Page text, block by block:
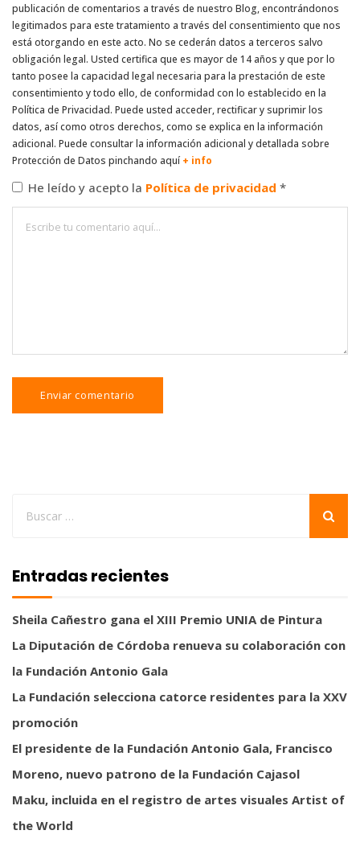
publicación de comentarios a través de nuestro Blog, encontrándonos
legitimados para este tratamiento a través del consentimiento que nos
está otorgando en este acto. No se cederán datos a terceros salvo
obligación legal. Usted certifica que es mayor de 14 años y que por lo
tanto posee la capacidad legal necesaria para la prestación de este
consentimiento y todo ello, de conformidad con lo establecido en la
Política de Privacidad. Puede usted acceder, rectificar y suprimir los
datos, así como otros derechos, como se explica en la información
adicional. Puede consultar la información adicional y detallada sobre
Protección de Datos pinchando aquí + info
He leído y acepto la Política de privacidad *
Entradas recientes
Sheila Cañestro gana el XIII Premio UNIA de Pintura
La Diputación de Córdoba renueva su colaboración con
la Fundación Antonio Gala
La Fundación selecciona catorce residentes para la XXV
promoción
El presidente de la Fundación Antonio Gala, Francisco
Moreno, nuevo patrono de la Fundación Cajasol
Maku, incluida en el registro de artes visuales Artist of
the World